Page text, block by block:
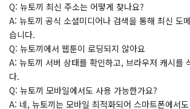
Q: 뉴토끼 최신 주소는 어떻게 찾나요?
A: 뉴토끼 공식 소셜미디어나 검색을 통해 최신 도
습니다.
Q: 뉴토끼에서 웹툰이 로딩되지 않아요
A: 뉴토끼 서버 상태를 확인하고, 브라우저 캐시를
다.
Q: 뉴토끼 모바일에서도 사용 가능한가요?
A: 네, 뉴토끼는 모바일 최적화되어 스마트폰에서